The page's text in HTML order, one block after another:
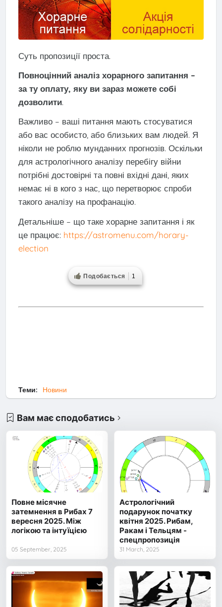
Суть пропозиції проста.
Повноцінний аналіз хорарного запитання –
за ту оплату, яку ви зараз можете собі
дозволити.
Важливо – ваші питання мають стосуватися
або вас особисто, або близьких вам людей. Я
ніколи не роблю мунданних прогнозів. Оскільки
для астрологічного аналізу перебігу війни
потрібні достовірні та повні вхідні дані, яких
немає ні в кого з нас, що перетворює спроби
такого аналізу на профанацію.
Детальніше – що таке хорарне запитання і як
це працює: https://astromenu.com/horary-
election
Подобається 1
Теми: Новини
Вам має сподобатись
Повне місячне
затемнення в Рибах 7
вересня 2025. Між
логікою та інтуїцією
05 September, 2025
Астрологічний
подарунок початку
квітня 2025. Рибам,
Ракам і Тельцям -
спецпропозиція
31 March, 2025